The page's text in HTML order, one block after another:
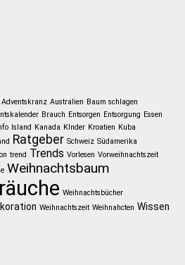
Adventskranz Australien Baum schlagen
Brauch Entsorgen Entsorgung Essen
Island Kanada KInder Kroatien Kuba
Ratgeber Schweiz Südamerika
trend Trends Vorlesen Vorweihnachtszeit
Weihnachtsbaum
Weihnachtsbücher
Weihnachtszeit Weihnahcten Wissen